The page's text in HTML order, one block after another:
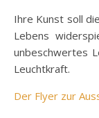
Ihre Kunst soll
Lebens
unbeschwertes
Leuchtkraft.
Der Flyer zur